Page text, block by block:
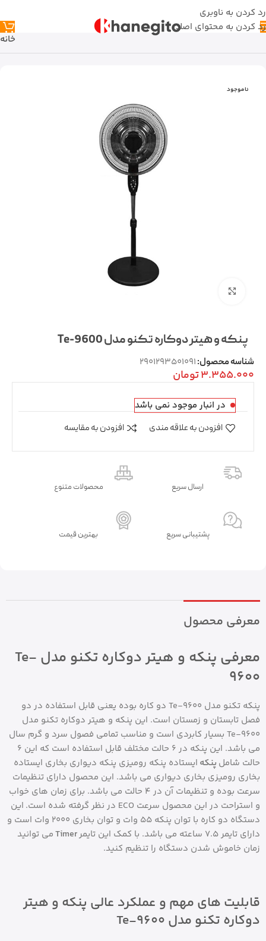
رد کردن به ناوبری
رد کردن به محتوای اصلی
خانه
ناموجود
پنکه و هیتر دوکاره تکنو مدل Te-9600
شناسه محصول:2901293501091
3.355.000تومان
در انبار موجود نمی باشد
افزودن به علاقه مندی افزودن به مقایسه
ارسال سریع محصولات متنوع
پشتیبانی سریع بهترین قیمت
معرفی محصول
معرفی پنکه و هیتر دوکاره تکنو مدل Te-
9600
پنکه تکنو مدل Te-9600 دو کاره بوده یعنی قابل استفاده در دو
فصل تابستان و زمستان است. این پنکه و هیتر دوکاره تکنو مدل
Te-9600 بسیار کابردی است و مناسب تمامی فصول سرد و گرم سال
می باشد. این پنکه در 6 حالت مختلف قابل استفاده است که این 6
حالت شامل پنکه ایستاده پنکه رومیزی پنکه دیواری بخاری ایستاده
بخاری رومیزی بخاری دیواری می باشد. این محصول دارای تنظیمات
سرعت بوده و تنظیمات آن در 4 حالت می باشد. برای زمان های خواب
و استراحت در این محصول سرعت ECO در نظر گرفته شده است. این
دستگاه دو کاره با توان پنکه 55 وات و توان بخاری 2000 وات است و
دارای تایمر 7.5 ساعته می باشد. با کمک این تایمر
Timerمی توانید
زمان خاموش شدن دستگاه را تنظیم کنید.
قابلیت های مهم و عملکرد عالی پنکه و هیتر
دوکاره تکنو مدل Te-9600